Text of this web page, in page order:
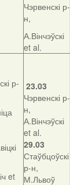
Чэрвенскі р-
н,
А.Вінчэўскі
et al.
р-
et
23.03
Чэрвенскі р-
н,
А.Вінчэўскі
et al.
29.03
Стаўбцоўскі
р-н,
М.Львоў